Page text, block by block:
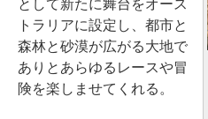
として新たに舞台をオース
トラリアに設定し、都市と
森林と砂漠が広がる大地で
ありとあらゆるレースや冒
険を楽しませてくれる。